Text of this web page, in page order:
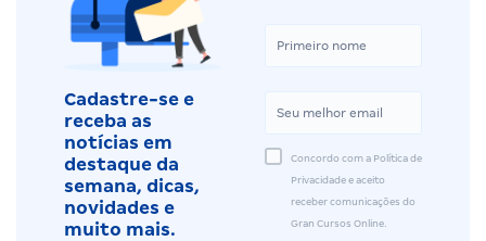
Cadastre-se e
receba as
notícias em
destaque da
semana, dicas,
novidades e
muito mais.
Concordo com a Política de
Privacidade e aceito
receber comunicações do
Gran Cursos Online.